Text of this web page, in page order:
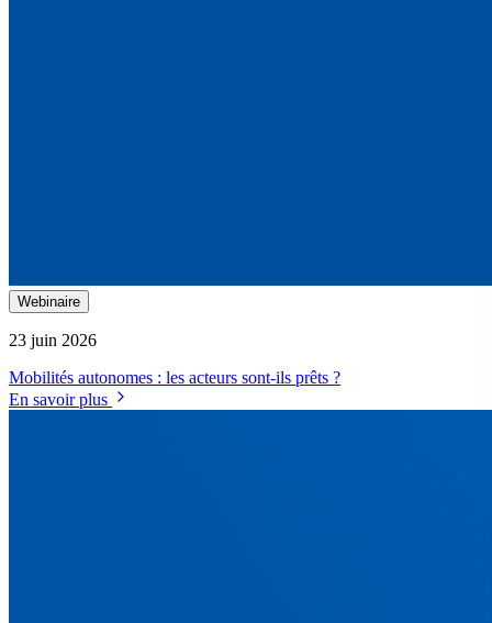
Webinaire
23 juin 2026
Mobilités autonomes : les acteurs sont-ils prêts ?
En savoir plus